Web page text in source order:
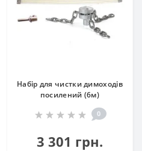
Набір для чистки димоходів
посилений (6м)
0
3 301 грн.